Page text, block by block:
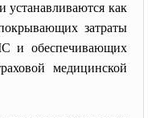
устанавливаются как
затраты
и обеспечивающих
медицинской